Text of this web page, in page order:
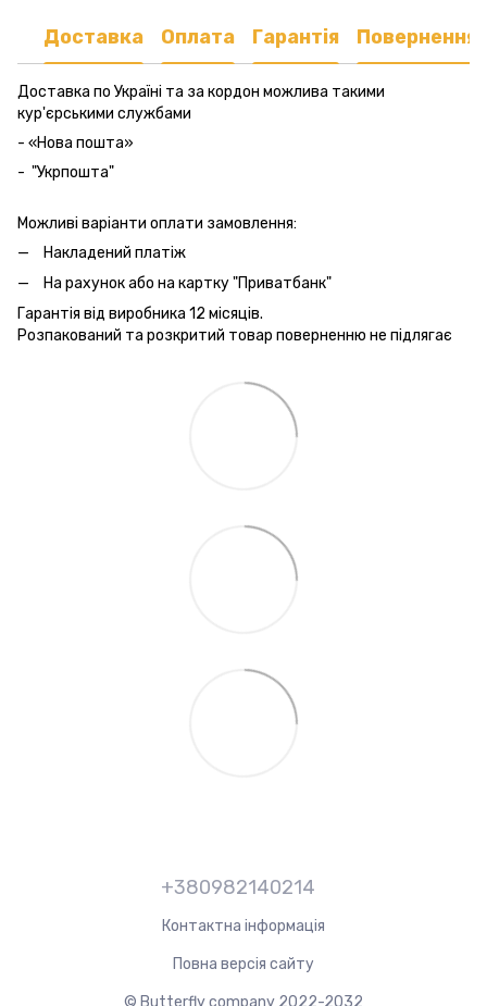
Доставка Оплата Гарантія Повернення
Доставка по Україні та за кордон можлива такими
кур'єрськими службами
- «Нова пошта»
- "Укрпошта"
Можливі варіанти оплати замовлення:
Накладений платіж
На рахунок або на картку "Приватбанк"
Гарантія від виробника 12 місяців.
Розпакований та розкритий товар поверненню не підлягає
+380982140214
Контактна інформація
Повна версія сайту
© Butterfly company 2022-2032